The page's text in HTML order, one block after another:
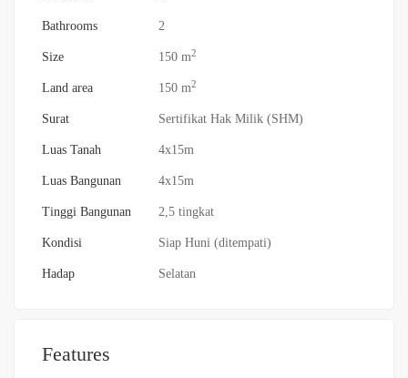
Bathrooms 2
Size 150 m2
Land area 150 m2
Surat Sertifikat Hak Milik (SHM)
Luas Tanah 4x15m
Luas Bangunan 4x15m
Tinggi Bangunan 2,5 tingkat
Kondisi Siap Huni (ditempati)
Hadap Selatan
Features